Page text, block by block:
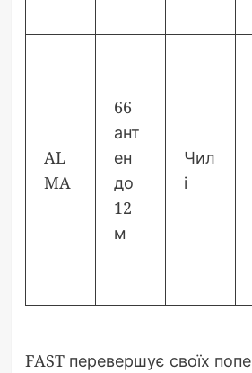
AL
MA
66
ант
ен
до
12
м
Чил
і
FAST перевершує своїх